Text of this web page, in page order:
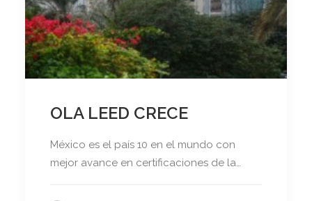
OLA LEED CRECE
México es el país 10 en el mundo con
mejor avance en certificaciones de la…